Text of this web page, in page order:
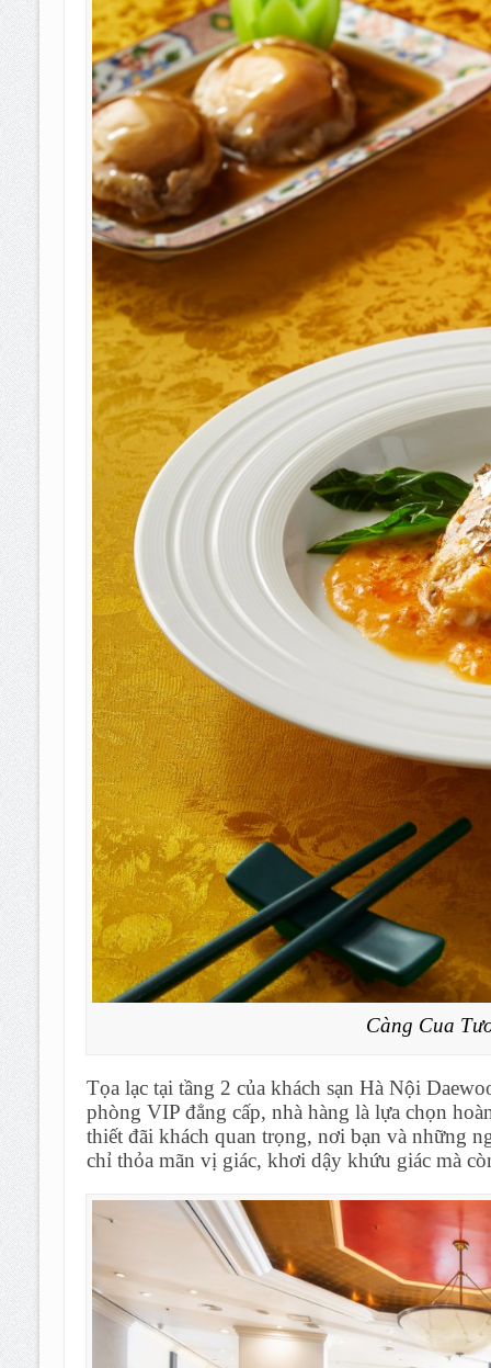
Càng Cua
Tọa lạc tại tầng 2 của khách sạn Hà Nội
phòng VIP đẳng cấp, nhà hàng là lựa chọn
thiết đãi khách quan trọng, nơi bạn và những
chỉ thỏa mãn vị giác, khơi dậy khứu giác mà